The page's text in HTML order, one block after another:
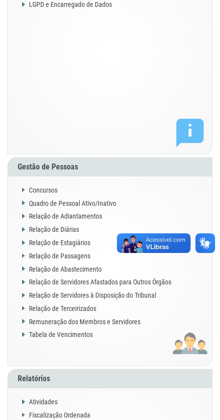
LGPD e Encarregado de Dados
Gestão de Pessoas
Concursos
Quadro de Pessoal Ativo/Inativo
Relação de Adiantamentos
Relação de Diárias
Relação de Estagiários
Relação de Passagens
Relação de Abastecimento
Relação de Servidores Afastados para Outros Órgãos
Relação de Servidores à Disposição do Tribunal
Relação de Terceirizados
Remuneração dos Membros e Servidores
Tabela de Vencimentos
Relatórios
Atividades
Fiscalização Ordenada